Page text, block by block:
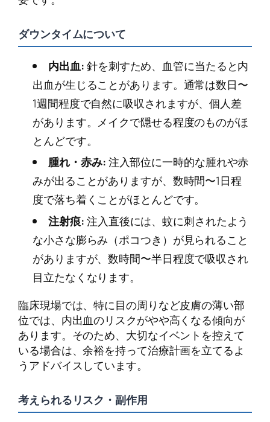
ダウンタイムについて
内出血:針を刺すため、血管に当たると内
出血が生じることがあります。通常は数日〜
1週間程度で自然に吸収されますが、個人差
があります。メイクで隠せる程度のものがほ
とんどです。
腫れ・赤み:注入部位に一時的な腫れや赤
みが出ることがありますが、数時間〜1日程
度で落ち着くことがほとんどです。
注射痕:注入直後には、蚊に刺されたよう
な小さな膨らみ（ポコつき）が見られること
がありますが、数時間〜半日程度で吸収され
目立たなくなります。
臨床現場では、特に目の周りなど皮膚の薄い部
位では、内出血のリスクがやや高くなる傾向が
あります。そのため、大切なイベントを控えて
いる場合は、余裕を持って治療計画を立てるよ
うアドバイスしています。
考えられるリスク・副作用